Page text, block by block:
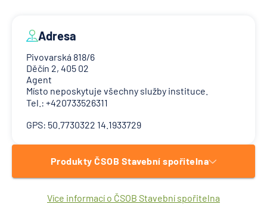
Adresa
Pivovarská 818/6
Děčín 2, 405 02
Agent
Místo neposkytuje všechny služby instituce.
Tel.: +420733526311
GPS: 50.7730322 14.1933729
Produkty ČSOB Stavební spořitelna
Více informací o ČSOB Stavební spořitelna